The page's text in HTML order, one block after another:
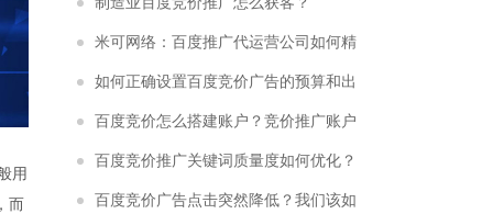
用
而
米可网络：百度推广代运营公司如何精
准挖掘长尾流量
如何正确设置百度竞价广告的预算和出
价？
百度竞价怎么搭建账户？竞价推广账户
搭建需要注意些什么？
百度竞价推广关键词质量度如何优化？
竞价关键词质量度优化有以下3种方法！
百度竞价广告点击突然降低？我们该如